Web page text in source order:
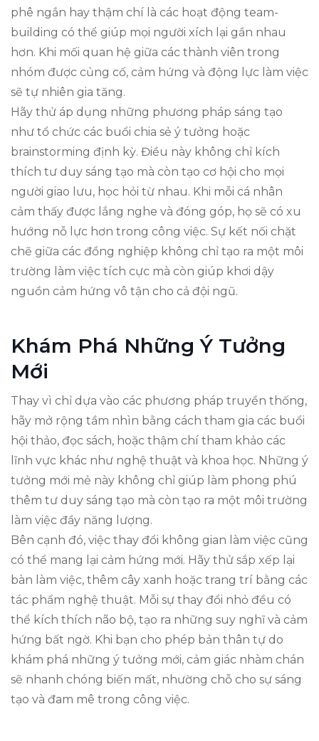
phê ngắn hay thậm chí là các hoạt động team-
building có thể giúp mọi người xích lại gần nhau
hơn. Khi mối quan hệ giữa các thành viên trong
nhóm được củng cố, cảm hứng và động lực làm việc
sẽ tự nhiên gia tăng.
Hãy thử áp dụng những phương pháp sáng tạo
như tổ chức các buổi chia sẻ ý tưởng hoặc
brainstorming định kỳ. Điều này không chỉ kích
thích tư duy sáng tạo mà còn tạo cơ hội cho mọi
người giao lưu, học hỏi từ nhau. Khi mỗi cá nhân
cảm thấy được lắng nghe và đóng góp, họ sẽ có xu
hướng nỗ lực hơn trong công việc. Sự kết nối chặt
chẽ giữa các đồng nghiệp không chỉ tạo ra một môi
trường làm việc tích cực mà còn giúp khơi dậy
nguồn cảm hứng vô tận cho cả đội ngũ.
Khám Phá Những Ý Tưởng
Mới
Thay vì chỉ dựa vào các phương pháp truyền thống,
hãy mở rộng tầm nhìn bằng cách tham gia các buổi
hội thảo, đọc sách, hoặc thậm chí tham khảo các
lĩnh vực khác như nghệ thuật và khoa học. Những ý
tưởng mới mẻ này không chỉ giúp làm phong phú
thêm tư duy sáng tạo mà còn tạo ra một môi trường
làm việc đầy năng lượng.
Bên cạnh đó, việc thay đổi không gian làm việc cũng
có thể mang lại cảm hứng mới. Hãy thử sắp xếp lại
bàn làm việc, thêm cây xanh hoặc trang trí bằng các
tác phẩm nghệ thuật. Mỗi sự thay đổi nhỏ đều có
thể kích thích não bộ, tạo ra những suy nghĩ và cảm
hứng bất ngờ. Khi bạn cho phép bản thân tự do
khám phá những ý tưởng mới, cảm giác nhàm chán
sẽ nhanh chóng biến mất, nhường chỗ cho sự sáng
tạo và đam mê trong công việc.